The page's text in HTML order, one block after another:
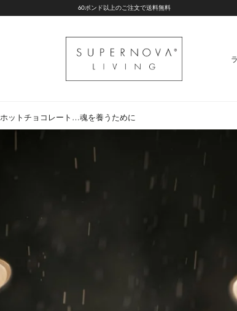
60ポンド以上のご注文で送料無料
ホットチョコレート…魂を養うために